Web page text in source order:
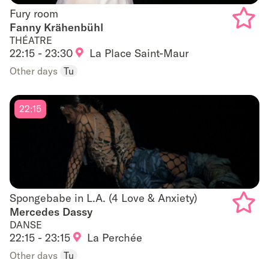
Fury room
Fury room
Fanny Krähenbühl
THÉATRE
22:15 - 23:30 La Place Saint-Maur
Other days Tu
Spongebabe in L.A. (4 Love & Anxiety)
Spongebabe in L.A. (4 Love & Anxiety)
Mercedes Dassy
DANSE
22:15 - 23:15 La Perchée
22:15
Other days Tu